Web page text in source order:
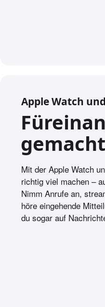
Apple Watch
Mit der Apple Watch
richtig viel machen –
Nimm Anrufe an,
höre eingehende
du sogar auf